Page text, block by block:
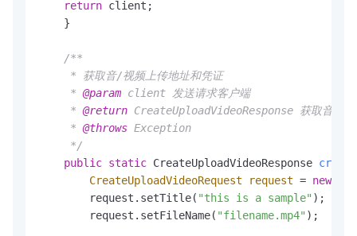
return client;
    }
/**
     * 获取音/视频上传地址和凭证
     *
@param client 发送请求客户端
     *
@return CreateUploadVideoResponse 获取音/视
     *
@throws Exception
     */
public static CreateUploadVideoResponse
CreateUploadVideoRequest
request = new
        request.setTitle(
"this is a sample" );
        request.setFileName(
"filename.mp4" );